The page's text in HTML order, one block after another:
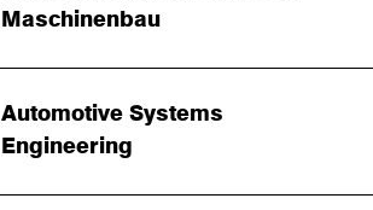
Maschinenbau
Automotive Systems
Engineering